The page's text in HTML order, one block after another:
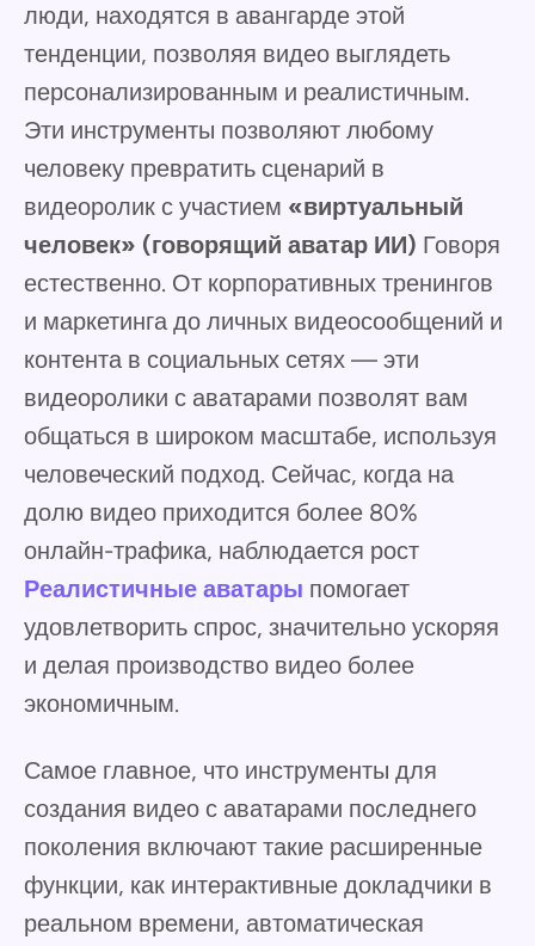
люди, находятся в авангарде этой
тенденции, позволяя видео выглядеть
персонализированным и реалистичным.
Эти инструменты позволяют любому
человеку превратить сценарий в
видеоролик с участием «виртуальный
человек» (говорящий аватар ИИ) Говоря
естественно. От корпоративных тренингов
и маркетинга до личных видеосообщений и
контента в социальных сетях — эти
видеоролики с аватарами позволят вам
общаться в широком масштабе, используя
человеческий подход. Сейчас, когда на
долю видео приходится более 80%
онлайн-трафика, наблюдается рост
Реалистичные аватары помогает
удовлетворить спрос, значительно ускоряя
и делая производство видео более
экономичным.
Самое главное, что инструменты для
создания видео с аватарами последнего
поколения включают такие расширенные
функции, как интерактивные докладчики в
реальном времени, автоматическая